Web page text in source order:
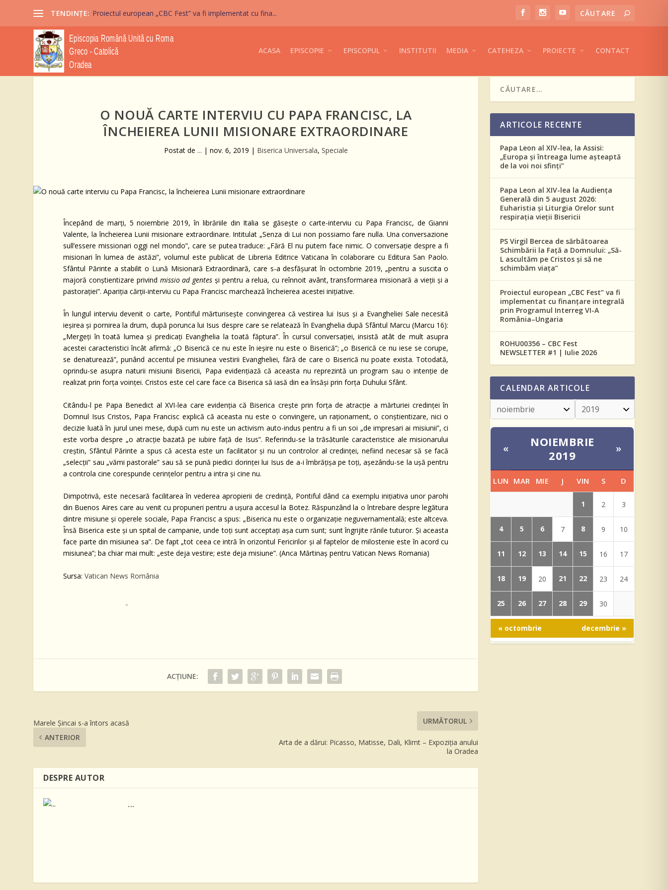
TENDINȚE: Proiectul european „CBC Fest” va fi implementat cu fina...
ACASA EPISCOPIE EPISCOPUL INSTITUTII MEDIA CATEHEZA PROIECTE CONTACT
O NOUĂ CARTE INTERVIU CU PAPA FRANCISC, LA
ÎNCHEIEREA LUNII MISIONARE EXTRAORDINARE
Postat de ... | nov. 6, 2019 | Biserica Universala, Speciale
Începând de marți, 5 noiembrie 2019, în librăriile din Italia se găsește o carte-interviu cu Papa Francisc, de Gianni
Valente, la încheierea Lunii misionare extraordinare. Intitulat „Senza di Lui non possiamo fare nulla. Una conversazione
sull’essere missionari oggi nel mondo”, care se putea traduce: „Fără El nu putem face nimic. O conversație despre a fi
misionari în lumea de astăzi”, volumul este publicat de Libreria Editrice Vaticana în colaborare cu Editura San Paolo.
Sfântul Părinte a stabilit o Lună Misionară Extraordinară, care s-a desfășurat în octombrie 2019, „pentru a suscita o
majoră conștientizare privind missio ad gentes și pentru a relua, cu reînnoit avânt, transformarea misionară a vieții și a
pastorației”. Apariția cărții-interviu cu Papa Francisc marchează încheierea acestei inițiative.
În lungul interviu devenit o carte, Pontiful mărturisește convingerea că vestirea lui Isus și a Evangheliei Sale necesită
ieșirea și pornirea la drum, după porunca lui Isus despre care se relatează în Evanghelia după Sfântul Marcu (Marcu 16):
„Mergeți în toată lumea și predicați Evanghelia la toată făptura”. În cursul conversației, insistă atât de mult asupra
acestei caracteristici încât afirmă: „O Biserică ce nu este în ieșire nu este o Biserică”; „o Biserică ce nu iese se corupe,
se denaturează”, punând accentul pe misiunea vestirii Evangheliei, fără de care o Biserică nu poate exista. Totodată,
oprindu-se asupra naturii misiunii Bisericii, Papa evidențiază că aceasta nu reprezintă un program sau o intenție de
realizat prin forța voinței. Cristos este cel care face ca Biserica să iasă din ea însăși prin forța Duhului Sfânt.
Citându-l pe Papa Benedict al XVI-lea care evidenția că Biserica crește prin forța de atracție a mărturiei credinței în
Domnul Isus Cristos, Papa Francisc explică că aceasta nu este o convingere, un raționament, o conștientizare, nici o
decizie luată în jurul unei mese, după cum nu este un activism auto-indus pentru a fi un soi „de impresari ai misiunii”, ci
este vorba despre „o atracție bazată pe iubire față de Isus”. Referindu-se la trăsăturile caracteristice ale misionarului
creștin, Sfântul Părinte a spus că acesta este un facilitator și nu un controlor al credinței, nefiind necesar să se facă
„selecții” sau „vămi pastorale” sau să se pună piedici dorinței lui Isus de a-i îmbrățișa pe toți, așezându-se la ușă pentru
a controla cine corespunde cerințelor pentru a intra și cine nu.
Dimpotrivă, este necesară facilitarea în vederea apropierii de credință, Pontiful dând ca exemplu inițiativa unor parohi
din Buenos Aires care au venit cu propuneri pentru a ușura accesul la Botez. Răspunzând la o întrebare despre legătura
dintre misiune și operele sociale, Papa Francisc a spus: „Biserica nu este o organizație neguvernamentală; este altceva.
Însă Biserica este și un spital de campanie, unde toți sunt acceptați așa cum sunt; sunt îngrijite rănile tuturor. Și aceasta
face parte din misiunea sa”. De fapt „tot ceea ce intră în orizontul Fericirilor și al faptelor de milostenie este în acord cu
misiunea”; ba chiar mai mult: „este deja vestire; este deja misiune”. (Anca Mărtinaș pentru Vatican News Romania)
Sursa:Vatican News România
ACȚIUNE:
Marele Șincai s-a întors acasă
ANTERIOR
URMĂTORUL
Arta de a dărui: Picasso, Matisse, Dali, Klimt – Expoziția anului
la Oradea
DESPRE AUTOR
...
ARTICOLE RECENTE
Papa Leon al XIV-lea, la Assisi:
„Europa și întreaga lume așteaptă
de la voi noi sfinți”
Papa Leon al XIV-lea la Audiența
Generală din 5 august 2026:
Euharistia și Liturgia Orelor sunt
respirația vieții Bisericii
PS Virgil Bercea de sărbătoarea
Schimbării la Față a Domnului: „Să-
L ascultăm pe Cristos și să ne
schimbăm viața”
Proiectul european „CBC Fest” va fi
implementat cu finanțare integrală
prin Programul Interreg VI-A
România–Ungaria
ROHU00356 – CBC Fest
NEWSLETTER #1 | Iulie 2026
CALENDAR ARTICOLE
«
NOIEMBRIE
2019
»
LUN MAR MIE J VIN S D
1 2 3
4 5 6 7 8 9 10
11 12 13 14 15 16 17
18 19 20 21 22 23 24
25 26 27 28 29 30
« octombrie decembrie »